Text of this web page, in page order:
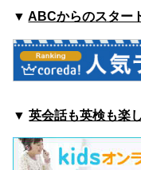
▼ABCからのスター
▼英会話も英検も楽